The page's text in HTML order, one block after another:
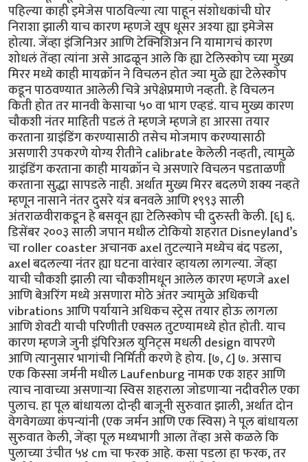
पहिल्या काही इमेजेस पाठविल्या त्या पाहून संशोधकांची घोर
निराशा झाली याच कारण म्हणजे खूप धूसर अश्या ह्या इमेजेस
होत्या. जेंव्हा इंजिनिअर आणि टेक्निशिअन नि यामागचं कारण
शोधलं तेंव्हा त्यांना असे आढळून आले कि ह्या टेलिस्कोप च्या मुख्य
मिरर मध्ये काही मायक्रॉन ने विचलन होत ज्या मुळे ह्या टेलेस्कोप
कडून पाठवण्यात आलेली चित्रे अपेक्षेप्रमाणे नव्हती. हे विचलन
किती होत तर मानवी केसाचा ५० वा भाग एव्हडं. याच मुख्य कारण
चौकशी नंतर माहिती पडलं ते म्हणजे म्हणजे हा आरसा तयार
करताना ग्राइंडिंग करण्यासाठी तसेच मोजमाप करण्यासाठी
असणारी उपकरणे योग्य रीतीने calibrate केलेली नव्हती, त्यामुळे
ग्राइंडिंग करताना काही मायक्रॉन चे असणारे विचलन पडताळणी
करताना सुद्धा सापडले नाही. अर्थात मुख्य मिरर बदलणे शक्य नव्हते
म्हणून नासाने नंतर दुसरे यंत्र बनवले आणि १९९३ साली
अंतराळवीराकडून हे बसवून ह्या टेलिस्कोप ची दुरुस्ती केली. [६] ६.
डिसेंबर २००३ साली जपान मधील टोकियो शहरात Disneyland’s
चा roller coaster अचानक axel तुटल्याने मध्येच बंद पडला,
axel बदलल्या नंतर ह्या घटना वारंवार व्हायला लागल्या. जेंव्हा
याची चौकशी झाली त्या चौकशीमधून आलेल कारण म्हणजे axel
आणि बेअरिंग मध्ये असणारा मोठे अंतर ज्यामुळे अधिकची
vibrations आणि पर्यायाने अधिकच स्ट्रेस तयार होऊ लागला
आणि शेवटी याची परिणीती एक्सल तुटण्यामध्ये होत होती. याच
कारण म्हणजे जुनी इंपिरिअल युनिट्स मधली design वापरणे
आणि त्यानुसार भागांची निर्मिती करणे हे होय. [७, ८] ७. असाच
एक किस्सा जर्मनी मधील Laufenburg नामक एक शहर आणि
त्याच नावाच्या असणाऱ्या स्विस शहराला जोडणाऱ्या नदीवरील एका
पुलाच. हा पूल बांधायला दोन्ही बाजूनी सुरुवात झाली, अर्थात दोन
वेगवेगळ्या कंपन्यांनी (एक जर्मन आणि एक स्विस) ने पूल बांधायला
सुरुवात केली, जेंव्हा पूल मध्यभागी आला तेंव्हा असे कळले कि
पुलाच्या उंचीत ५४ cm चा फरक आहे. कसा पडला हा फरक, तर